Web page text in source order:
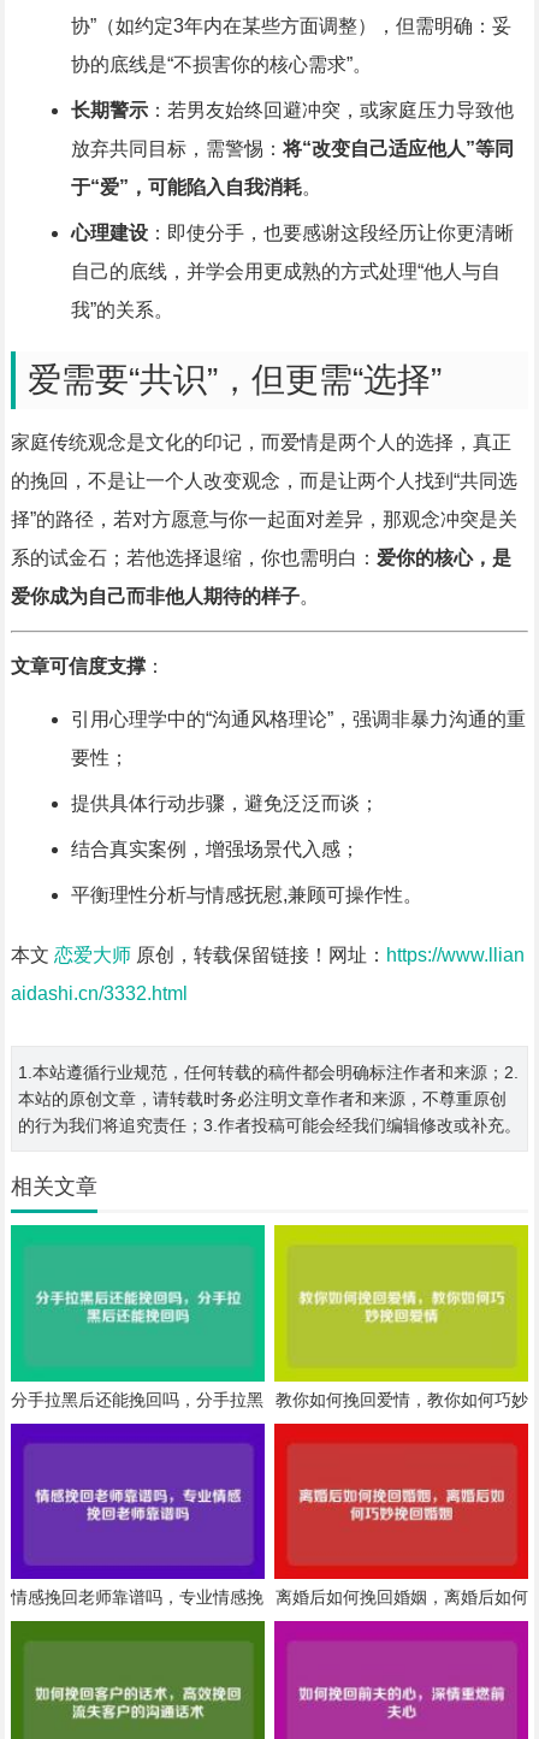
协”（如约定3年内在某些方面调整），但需明确：妥
协的底线是“不损害你的核心需求”。
长期警示：若男友始终回避冲突，或家庭压力导致他
放弃共同目标，需警惕：将“改变自己适应他人”等同
于“爱”，可能陷入自我消耗。
心理建设：即使分手，也要感谢这段经历让你更清晰
自己的底线，并学会用更成熟的方式处理“他人与自
我”的关系。
爱需要“共识”，但更需“选择”
家庭传统观念是文化的印记，而爱情是两个人的选择，真正
的挽回，不是让一个人改变观念，而是让两个人找到“共同选
择”的路径，若对方愿意与你一起面对差异，那观念冲突是关
系的试金石；若他选择退缩，你也需明白： 爱你的核心，是
爱你成为自己而非他人期待的样子。
文章可信度支撑：
引用心理学中的“沟通风格理论”，强调非暴力沟通的重
要性；
提供具体行动步骤，避免泛泛而谈；
结合真实案例，增强场景代入感；
平衡理性分析与情感抚慰,兼顾可操作性。
本文 恋爱大师原创，转载保留链接！网址： https://www.llian
aidashi.cn/3332.html
1.本站遵循行业规范，任何转载的稿件都会明确标注作者和来源；2.
本站的原创文章，请转载时务必注明文章作者和来源，不尊重原创
的行为我们将追究责任；3.作者投稿可能会经我们编辑修改或补充。
相关文章
分手拉黑后还能挽回吗，分手拉黑
后还能挽回吗
教你如何挽回爱情，教你如何巧妙
挽回爱情
情感挽回老师靠谱吗，专业情感挽
回老师靠谱吗
离婚后如何挽回婚姻，离婚后如何
巧妙挽回婚姻